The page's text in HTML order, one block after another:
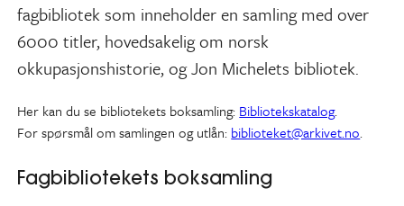
fagbibliotek som inneholder en samling med over
6000 titler, hovedsakelig om norsk
okkupasjonshistorie, og Jon Michelets bibliotek.
Her kan du se bibliotekets boksamling: Bibliotekskatalog.
For spørsmål om samlingen og utlån: biblioteket@arkivet.no.
Fagbibliotekets boksamling